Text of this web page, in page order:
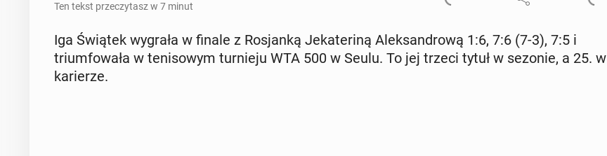
Ten tekst przeczytasz w 7 minut
Iga Świątek wygrała w finale z Ro­sjan­ką Je­ka­te­ri­ną Alek­san­dro­wą 1:6, 7:6 (7-3), 7:5 i
trium­fo­wa­ła w te­ni­so­wym tur­nie­ju WTA 500 w Seulu. To jej trzeci tytuł w sezonie, a 25. w
ka­rie­rze.